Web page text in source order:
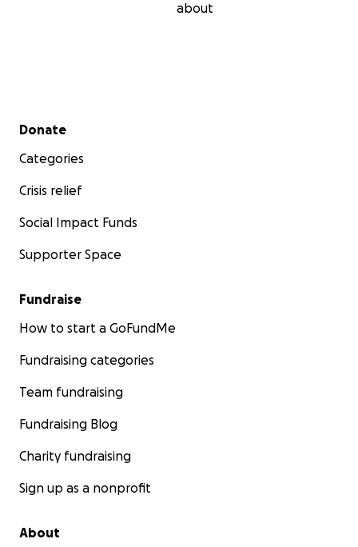
about
Secondary menu
Donate
Categories
Crisis relief
Social Impact Funds
Supporter Space
Fundraise
How to start a GoFundMe
Fundraising categories
Team fundraising
Fundraising Blog
Charity fundraising
Sign up as a nonprofit
About